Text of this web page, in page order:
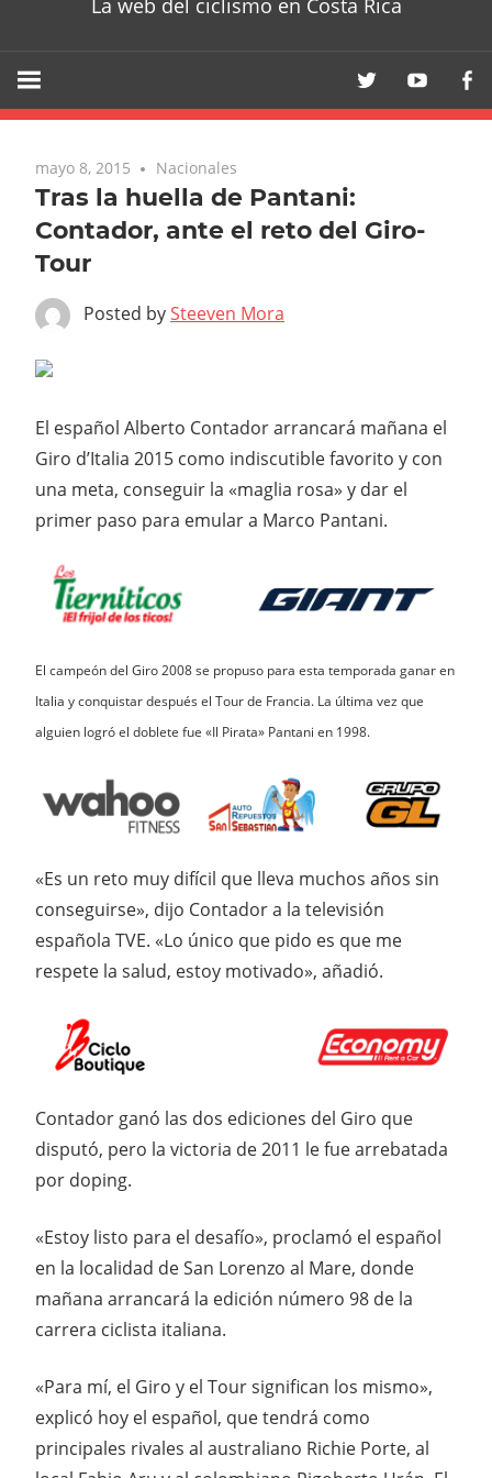
La web del ciclismo en Costa Rica
mayo 8, 2015 Nacionales
Tras la huella de Pantani:
Contador, ante el reto del Giro-
Tour
Posted bySteeven Mora
El español Alberto Contador arrancará mañana el
Giro d’Italia 2015 como indiscutible favorito y con
una meta, conseguir la «maglia rosa» y dar el
primer paso para emular a Marco Pantani.
El campeón del Giro 2008 se propuso para esta temporada ganar en
Italia y conquistar después el Tour de Francia. La última vez que
alguien logró el doblete fue «Il Pirata» Pantani en 1998.
«Es un reto muy difícil que lleva muchos años sin
conseguirse», dijo Contador a la televisión
española TVE. «Lo único que pido es que me
respete la salud, estoy motivado», añadió.
Contador ganó las dos ediciones del Giro que
disputó, pero la victoria de 2011 le fue arrebatada
por doping.
«Estoy listo para el desafío», proclamó el español
en la localidad de San Lorenzo al Mare, donde
mañana arrancará la edición número 98 de la
carrera ciclista italiana.
«Para mí, el Giro y el Tour significan los mismo»,
explicó hoy el español, que tendrá como
principales rivales al australiano Richie Porte, al